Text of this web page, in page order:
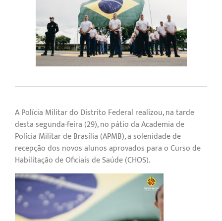
A Polícia Militar do Distrito Federal realizou, na tarde
desta segunda-feira (29), no pátio da Academia de
Polícia Militar de Brasília (APMB), a solenidade de
recepção dos novos alunos aprovados para o Curso de
Habilitação de Oficiais de Saúde (CHOS).